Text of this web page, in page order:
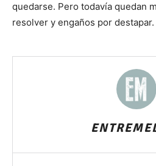
quedarse. Pero todavía quedan
resolver y engaños por destapar.